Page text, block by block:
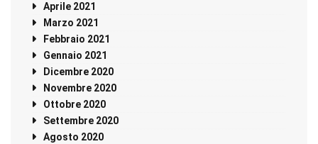
Aprile 2021
Marzo 2021
Febbraio 2021
Gennaio 2021
Dicembre 2020
Novembre 2020
Ottobre 2020
Settembre 2020
Agosto 2020